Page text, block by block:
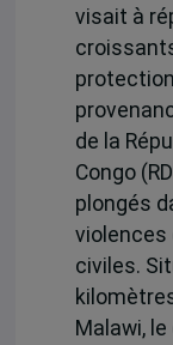
visait à
de la
Congo
plongés
violences
civiles.
Malawi,